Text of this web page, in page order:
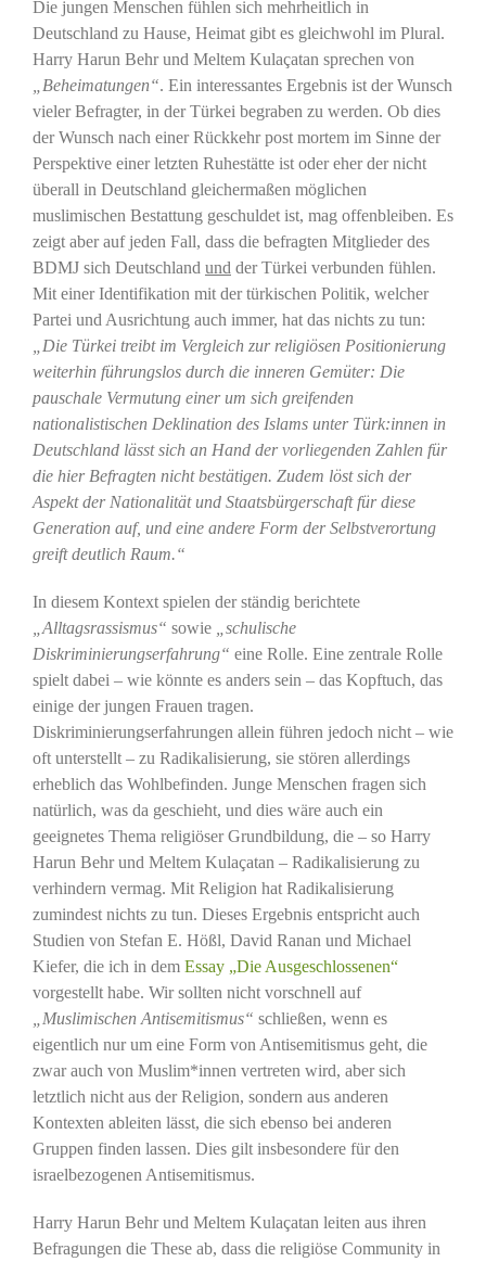
Die jungen Menschen fühlen sich mehrheitlich in
Deutschland zu Hause, Heimat gibt es gleichwohl im Plural.
Harry Harun Behr und Meltem Kulaçatan sprechen von
„Beheimatungen“. Ein interessantes Ergebnis ist der Wunsch
vieler Befragter, in der Türkei begraben zu werden. Ob dies
der Wunsch nach einer Rückkehr post mortem im Sinne der
Perspektive einer letzten Ruhestätte ist oder eher der nicht
überall in Deutschland gleichermaßen möglichen
muslimischen Bestattung geschuldet ist, mag offenbleiben. Es
zeigt aber auf jeden Fall, dass die befragten Mitglieder des
BDMJ sich Deutschland undder Türkei verbunden fühlen.
Mit einer Identifikation mit der türkischen Politik, welcher
Partei und Ausrichtung auch immer, hat das nichts zu tun:
„Die Türkei treibt im Vergleich zur religiösen Positionierung
weiterhin führungslos durch die inneren Gemüter: Die
pauschale Vermutung einer um sich greifenden
nationalistischen Deklination des Islams unter Türk:innen in
Deutschland lässt sich an Hand der vorliegenden Zahlen für
die hier Befragten nicht bestätigen. Zudem löst sich der
Aspekt der Nationalität und Staatsbürgerschaft für diese
Generation auf, und eine andere Form der Selbstverortung
greift deutlich Raum.“
In diesem Kontext spielen der ständig berichtete
„Alltagsrassismus“ sowie „schulische
Diskriminierungserfahrung“ eine Rolle. Eine zentrale Rolle
spielt dabei – wie könnte es anders sein – das Kopftuch, das
einige der jungen Frauen tragen.
Diskriminierungserfahrungen allein führen jedoch nicht – wie
oft unterstellt – zu Radikalisierung, sie stören allerdings
erheblich das Wohlbefinden. Junge Menschen fragen sich
natürlich, was da geschieht, und dies wäre auch ein
geeignetes Thema religiöser Grundbildung, die – so Harry
Harun Behr und Meltem Kulaçatan – Radikalisierung zu
verhindern vermag. Mit Religion hat Radikalisierung
zumindest nichts zu tun. Dieses Ergebnis entspricht auch
Studien von Stefan E. Hößl, David Ranan und Michael
Kiefer, die ich in dem Essay „Die Ausgeschlossenen“
vorgestellt habe. Wir sollten nicht vorschnell auf
„Muslimischen Antisemitismus“ schließen, wenn es
eigentlich nur um eine Form von Antisemitismus geht, die
zwar auch von Muslim*innen vertreten wird, aber sich
letztlich nicht aus der Religion, sondern aus anderen
Kontexten ableiten lässt, die sich ebenso bei anderen
Gruppen finden lassen. Dies gilt insbesondere für den
israelbezogenen Antisemitismus.
Harry Harun Behr und Meltem Kulaçatan leiten aus ihren
Befragungen die These ab, dass die religiöse Community in